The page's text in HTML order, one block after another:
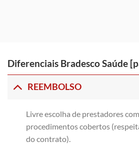
Diferenciais Bradesco Saúde
REEMBOLSO
Livre escolha de prestadores
procedimentos cobertos
do contrato).